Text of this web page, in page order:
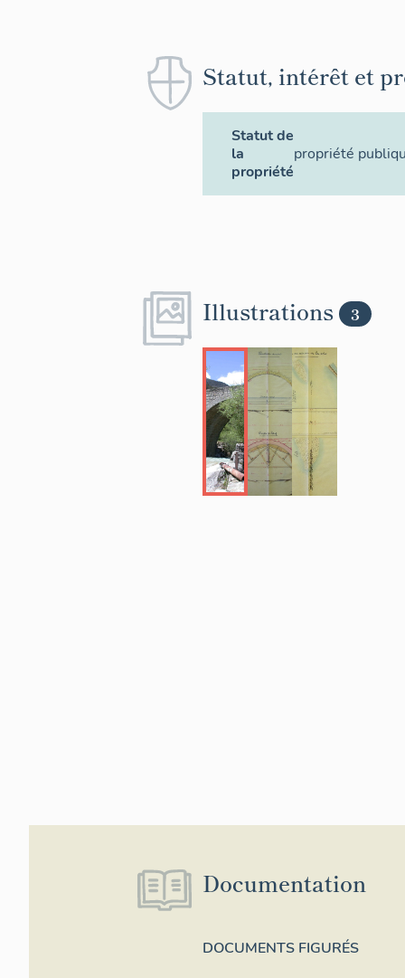
Statut, intérêt et
Statut de
la
propriété
propriété
Illustrations 3
Documentation
DOCUMENTS FIGURÉS